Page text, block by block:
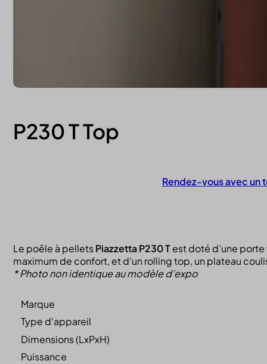
P230 T Top
Rendez-vous avec un
Le poêle à pelletsPiazzetta P230 Test doté d’une porte
maximum de confort, et d’un rolling top, un plateau
* Photo non identique au modèle d’expo
Marque
Type d'appareil
Dimensions (LxPxH)
Puissance